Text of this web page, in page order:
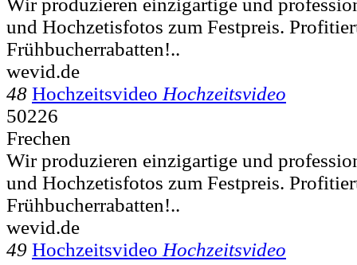
und Hochzetisfotos zum Festpreis.
Frühbucherrabatten!..
wevid.de
48 Hochzeitsvideo Hochzeitsvideo
50226
Frechen
Wir produzieren einzigartige und
und Hochzetisfotos zum Festpreis.
Frühbucherrabatten!..
wevid.de
49 Hochzeitsvideo Hochzeitsvideo